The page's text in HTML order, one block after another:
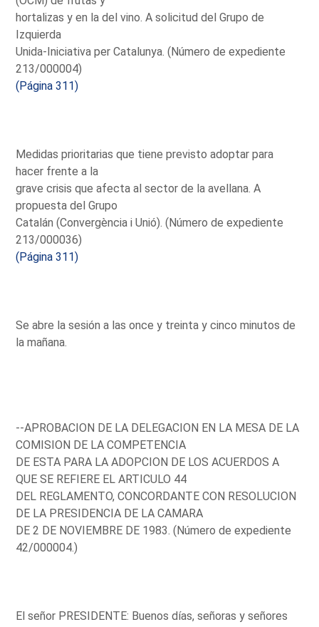
hortalizas y en la del vino. A solicitud del Grupo de
Izquierda
Unida-Iniciativa per Catalunya. (Número de expediente
213/000004)
(Página 311)
Medidas prioritarias que tiene previsto adoptar para
hacer frente a la
grave crisis que afecta al sector de la avellana. A
propuesta del Grupo
Catalán (Convergència i Unió). (Número de expediente
213/000036)
(Página 311)
Se abre la sesión a las once y treinta y cinco minutos de
la mañana.
--APROBACION DE LA DELEGACION EN LA MESA DE LA
COMISION DE LA COMPETENCIA
DE ESTA PARA LA ADOPCION DE LOS ACUERDOS A
QUE SE REFIERE EL ARTICULO 44
DEL REGLAMENTO, CONCORDANTE CON RESOLUCION
DE LA PRESIDENCIA DE LA CAMARA
DE 2 DE NOVIEMBRE DE 1983. (Número de expediente
42/000004.)
El señor PRESIDENTE: Buenos días, señoras y señores